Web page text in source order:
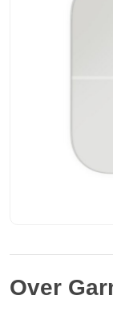
Over